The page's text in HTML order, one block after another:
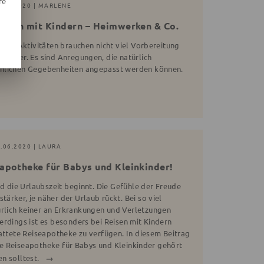
| MARLENE
mit Kindern – Heimwerken & Co.
Aktivitäten brauchen nicht viel Vorbereitung
Es sind Anregungen, die natürlich
Gegebenheiten angepasst werden können.
| LAURA
für Babys und Kleinkinder!
die Urlaubszeit beginnt. Die Gefühle der Freude
je näher der Urlaub rückt. Bei so viel
keiner an Erkrankungen und Verletzungen
ist es besonders bei Reisen mit Kindern
Reiseapotheke zu verfügen. In diesem Beitrag
Reiseapotheke für Babys und Kleinkinder gehört
solltest.